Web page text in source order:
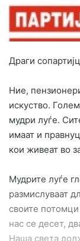
e
a
l
Драги
Ние,
искуство.
мудри луѓе.
имаат и
кои живеат во
Мудрите луѓе
размислуваат
своите
нас се десет,
Наша света